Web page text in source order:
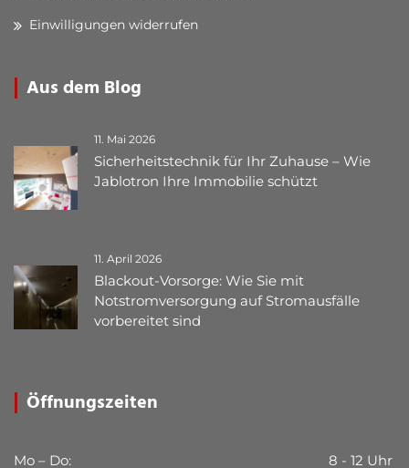
Einwilligungen widerrufen
Aus dem Blog
11. Mai 2026
Sicherheitstechnik für Ihr Zuhause – Wie
Jablotron Ihre Immobilie schützt
11. April 2026
Blackout-Vorsorge: Wie Sie mit
Notstromversorgung auf Stromausfälle
vorbereitet sind
Öffnungszeiten
Mo – Do: 8 - 12 Uhr